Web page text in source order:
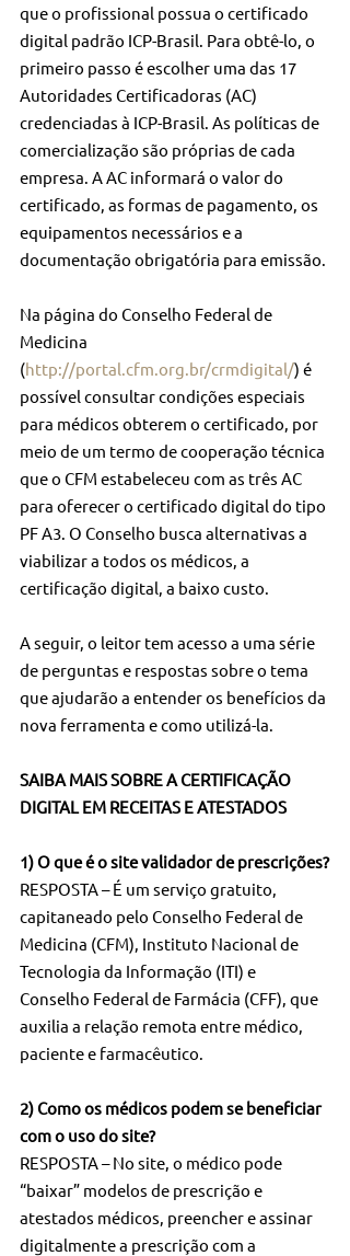
que o profissional possua o certificado
digital padrão ICP-Brasil. Para obtê-lo, o
primeiro passo é escolher uma das 17
Autoridades Certificadoras (AC)
credenciadas à ICP-Brasil. As políticas de
comercialização são próprias de cada
empresa. A AC informará o valor do
certificado, as formas de pagamento, os
equipamentos necessários e a
documentação obrigatória para emissão.
Na página do Conselho Federal de
Medicina
(http://portal.cfm.org.br/crmdigital/) é
possível consultar condições especiais
para médicos obterem o certificado, por
meio de um termo de cooperação técnica
que o CFM estabeleceu com as três AC
para oferecer o certificado digital do tipo
PF A3. O Conselho busca alternativas a
viabilizar a todos os médicos, a
certificação digital, a baixo custo.
A seguir, o leitor tem acesso a uma série
de perguntas e respostas sobre o tema
que ajudarão a entender os benefícios da
nova ferramenta e como utilizá-la.
SAIBA MAIS SOBRE A CERTIFICAÇÃO
DIGITAL EM RECEITAS E ATESTADOS
1) O que é o site validador de prescrições?
RESPOSTA – É um serviço gratuito,
capitaneado pelo Conselho Federal de
Medicina (CFM), Instituto Nacional de
Tecnologia da Informação (ITI) e
Conselho Federal de Farmácia (CFF), que
auxilia a relação remota entre médico,
paciente e farmacêutico.
2) Como os médicos podem se beneficiar
com o uso do site?
RESPOSTA – No site, o médico pode
“baixar” modelos de prescrição e
atestados médicos, preencher e assinar
digitalmente a prescrição com a